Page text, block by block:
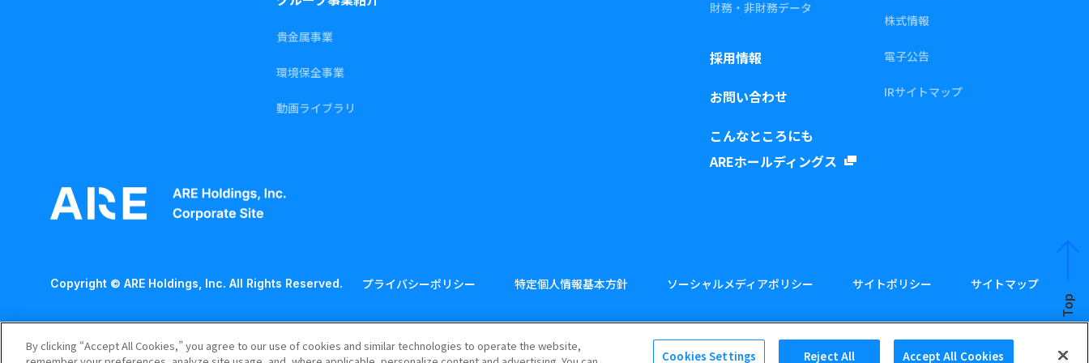
Page Top
貴金属事業
環境保全事業
動画ライブラリ
財務・非財務データ
採用情報
お問い合わせ
こんなところにも
AREホールディングス
株式情報
電子公告
IRサイトマップ
プライバシーポリシー 特定個人情報基本方針 ソーシャルメディアポリシー サイトポリシー サイトマップ
Copyright © ARE Holdings, Inc. All Rights Reserved.
By clicking “Accept All Cookies,” you agree to our use of cookies and similar technologies to operate the website,
Cookies Settings Reject All Accept All Cookies